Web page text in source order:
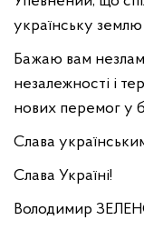
українську землю
Бажаю вам
незалежності і
нових перемог у
Слава
Слава Україні!
Володимир